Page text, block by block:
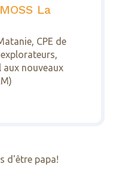
La
CPE de
aux nouveaux
d'être papa!